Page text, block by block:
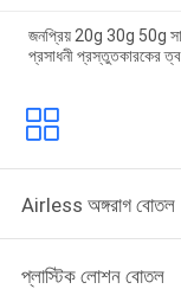
জনপ্রিয় 20g 30g 50g
প্রসাধনী প্রস্তুতকারকের
Airless অঙ্গরাগ বোতল
প্লাস্টিক লোশন বোতল